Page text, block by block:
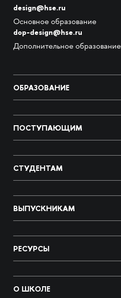
design@hse.ru
Основное образование
dop-design@hse.ru
Дополнительное образование
ОБРАЗОВАНИЕ
ПОСТУПАЮЩИМ
СТУДЕНТАМ
ВЫПУСКНИКАМ
РЕСУРСЫ
О ШКОЛЕ